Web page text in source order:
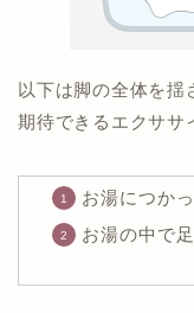
以下は脚の全体を揺
期待できるエクササ
お湯につか
お湯の中で